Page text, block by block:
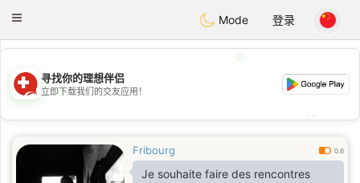
Suissi
Toggle
Mode 登录
💖
💕
寻找你的理想伴侣
立即下载我们的交友应用！
Fribourg 0.6
Je souhaite faire des rencontres